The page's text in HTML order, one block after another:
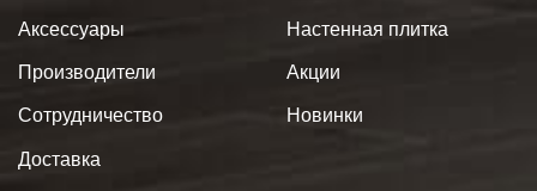
Аксессуары Настенная плитка
Производители
Сотрудничество
Доставка
Акции
Новинки